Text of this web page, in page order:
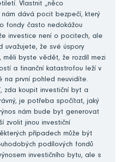
Vlastnit „něco
nám dává pocit bezpečí, který
fondy často nedokážou
investice není o pocitech, ale
uvažujete, že své úspory
měli byste vědět, že rozdíl mezi
a finanční katastrofou leží v
na první pohled neuvidíte.
zda koupit investiční byt a
je potřeba spočítat, jaký
nám bude byt generovat
zvolit jinou investiční
případech může být
podílových fondů
investičního bytu, ale s